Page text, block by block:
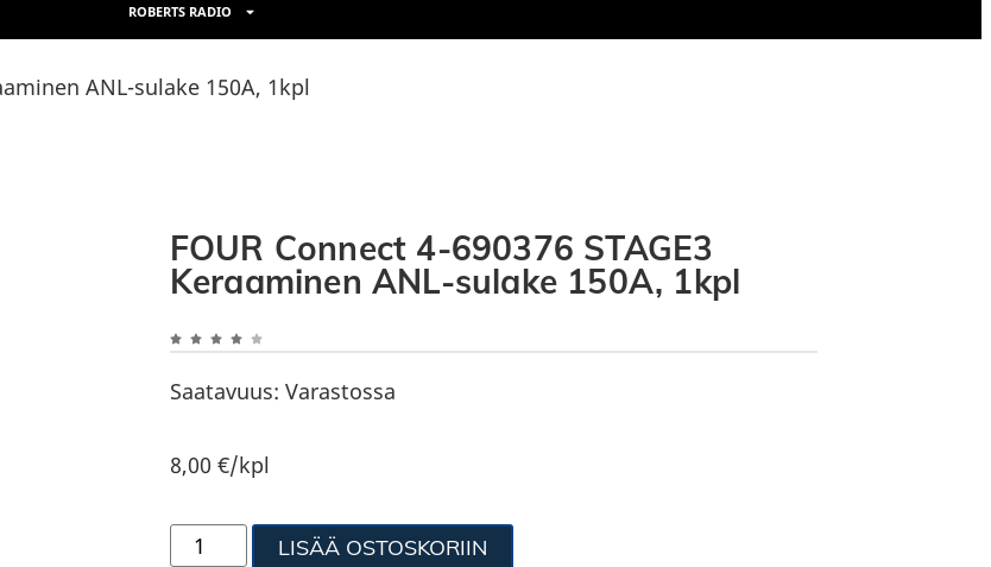
ROBERTS RADIO
ANL-sulake 150A, 1kpl
FOUR Connect 4-690376 STAGE3
Keraaminen ANL-sulake 150A, 1kpl
Saatavuus: Varastossa
8,00 €/kpl
LISÄÄ OSTOSKORIIN